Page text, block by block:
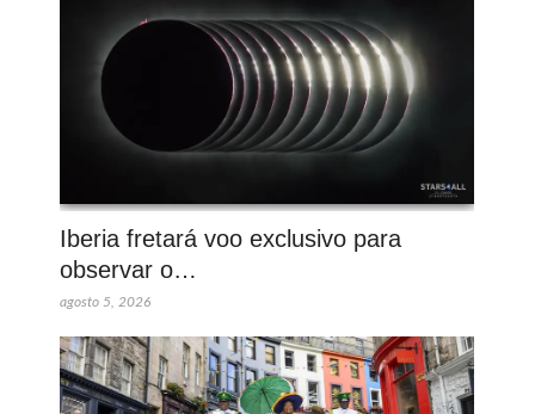
Iberia fretará voo exclusivo para
observar o…
agosto 5, 2026